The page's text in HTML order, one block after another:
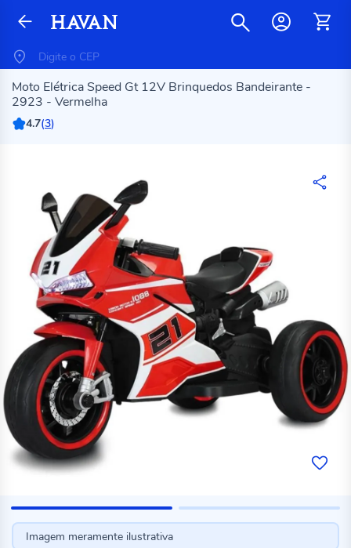
Moto Elétrica Speed Gt 12V Brinquedos Bandeirante -
2923 - Vermelha
4.7(3)
Imagem meramente ilustrativa